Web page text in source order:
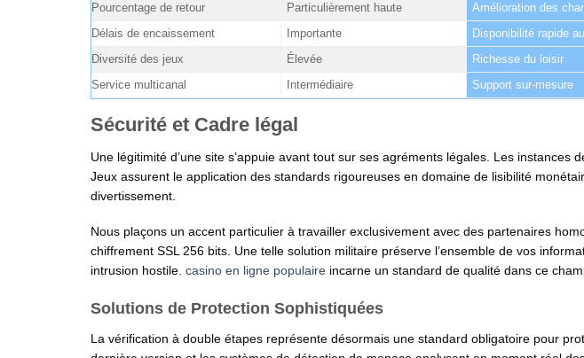
Pourcentage de retour Particulièrement haute Amélioration des
Délais de encaissement Importante Disponibilité rapide
Diversité des jeux Élevée Richesse du loisir
Service multicanal Intermédiaire Support sur-mesure
Sécurité et Cadre légal
Une légitimité d’une site s’appuie avant tout sur ses agréments légales. Les instances
Jeux assurent le application des standards rigoureuses en domaine de lisibilité
divertissement.
Nous plaçons un accent particulier à travailler exclusivement avec des partenaires
chiffrement SSL 256 bits. Une telle solution militaire préserve l’ensemble de vos
intrusion hostile. casino en ligne populaire incarne un standard de qualité dans ce
Solutions de Protection Sophistiquées
La vérification à double étapes représente désormais une standard obligatoire pour